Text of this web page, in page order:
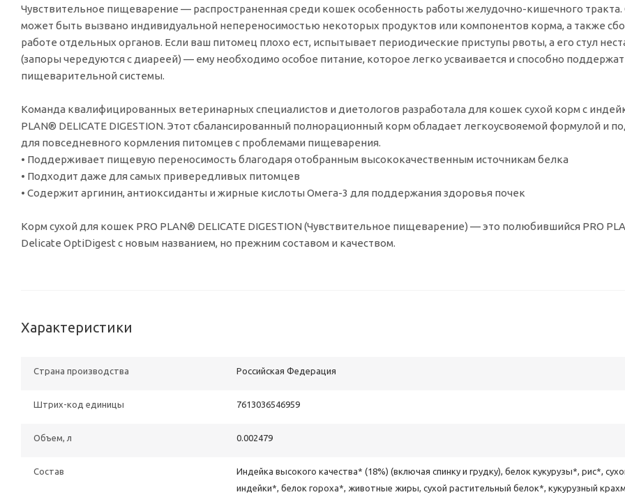
Чувствительное пищеварение — распространенная среди кошек особенность работы желудочно-кишечного тракта.
может быть вызвано индивидуальной непереносимостью некоторых продуктов или компонентов корма, а также
работе отдельных органов. Если ваш питомец плохо ест, испытывает периодические приступы рвоты, а его стул
(запоры чередуются с диареей) — ему необходимо особое питание, которое легко усваивается и способно
пищеварительной системы.
Команда квалифицированных ветеринарных специалистов и диетологов разработала для кошек сухой корм с
PLAN® DELICATE DIGESTION. Этот сбалансированный полнорационный корм обладает легкоусвояемой формулой и
для повседневного кормления питомцев с проблемами пищеварения.
• Поддерживает пищевую переносимость благодаря отобранным высококачественным источникам белка
• Подходит даже для самых привередливых питомцев
• Содержит аргинин, антиоксиданты и жирные кислоты Омега-3 для поддержания здоровья почек
Корм сухой для кошек PRO PLAN® DELICATE DIGESTION (Чувствительное пищеварение) — это полюбившийся PRO
Delicate OptiDigest с новым названием, но прежним составом и качеством.
Характеристики
Страна производства Российская Федерация
Штрих-код единицы 7613036546959
Объем, л 0.002479
Состав
Индейка высокого качества* (18%) (включая спинку и грудку), белок кукурузы*, рис*,
индейки*, белок гороха*, животные жиры, сухой растительный белок*, кукурузный